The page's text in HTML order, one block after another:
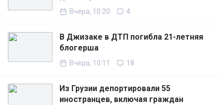
Вчера, 10:20 4
В Джизаке в ДТП погибла 21-летняя
блогерша
Вчера, 10:11 18
Из Грузии депортировали 55
иностранцев, включая граждан